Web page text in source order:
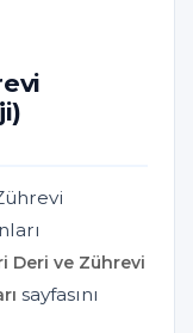
Deri ve Zührevi
sayfasını